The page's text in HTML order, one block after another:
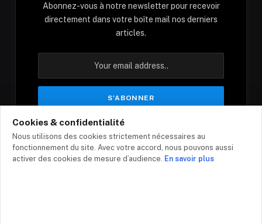
Abonnez-vous à notre newsletter pour recevoir
directement dans votre boîte mail nos derniers
articles.
En vous inscrivant, vous acceptez nos conditions
et notre politique de confidentialité.
Cookies & confidentialité
Nous utilisons des cookies strictement nécessaires au
fonctionnement du site. Avec votre accord, nous pouvons aussi
activer des cookies de mesure d’audience. En savoir plus